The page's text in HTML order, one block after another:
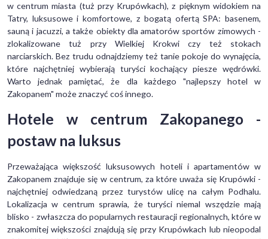
w centrum miasta (tuż przy Krupówkach), z pięknym widokiem na
Tatry, luksusowe i komfortowe, z bogatą ofertą SPA: basenem,
sauną i jacuzzi, a także obiekty dla amatorów sportów zimowych -
zlokalizowane tuż przy Wielkiej Krokwi czy też stokach
narciarskich. Bez trudu odnajdziemy też tanie pokoje do wynajęcia,
które najchętniej wybierają turyści kochający piesze wędrówki.
Warto jednak pamiętać, że dla każdego "najlepszy hotel w
Zakopanem" może znaczyć coś innego.
Hotele w centrum Zakopanego -
postaw na luksus
Przeważająca większość luksusowych hoteli i apartamentów w
Zakopanem znajduje się w centrum, za które uważa się Krupówki -
najchętniej odwiedzaną przez turystów ulicę na całym Podhalu.
Lokalizacja w centrum sprawia, że turyści niemal wszędzie mają
blisko - zwłaszcza do popularnych restauracji regionalnych, które w
znakomitej większości znajdują się przy Krupówkach lub nieopodal